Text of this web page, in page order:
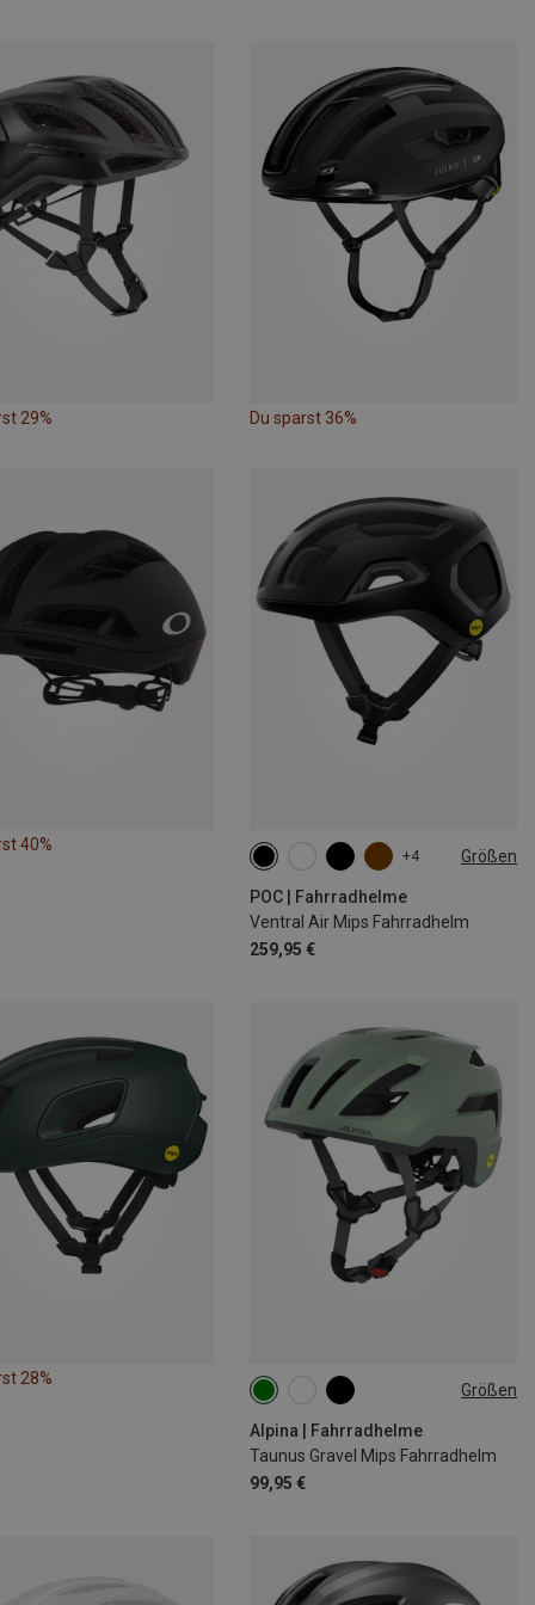
29% Du sparst 36%
40%
+4 Größen
POC | Fahrradhelme
Ventral Air Mips Fahrradhelm
259,95 €
50-56CM
54-59CM
56-61CM
28%
Größen
Alpina | Fahrradhelme
Taunus Gravel Mips Fahrradhelm
99,95 €
52-56CM